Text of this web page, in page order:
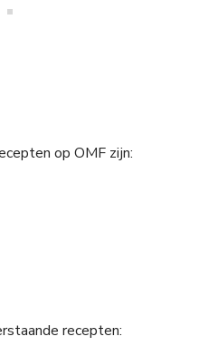
op OMF zijn:
recepten: